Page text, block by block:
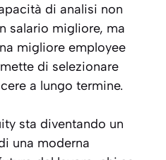
di analisi non
salario migliore, ma
migliore employee
di selezionare
a lungo termine.
sta diventando un
una moderna